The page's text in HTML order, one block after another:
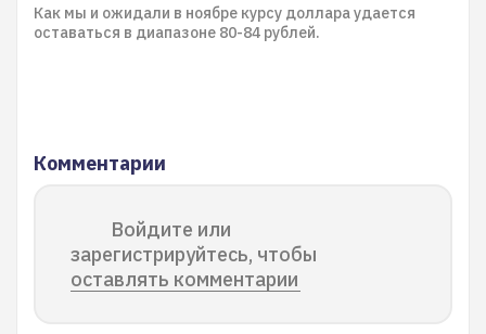
Как мы и ожидали в ноябре курсу доллара удается
оставаться в диапазоне 80-84 рублей.
Комментарии
Войдите или
зарегистрируйтесь, чтобы
оставлять комментарии